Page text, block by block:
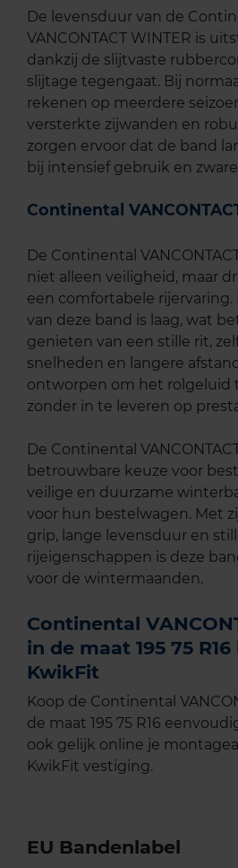
De levensduur van de
VANCONTACT WINTER is
dankzij de slijtvaste
slijtage tegengaat. Bij
rekenen op meerdere
versterkte zijwanden en
zorgen ervoor dat de band
bij intensief gebruik en
Continental
De Continental
niet alleen veiligheid, maar
een comfortabele
van deze band is laag, wat
genieten van een stille rit,
snelheden en langere
ontworpen om het rolgeluid
zonder in te leveren op
De Continental
betrouwbare keuze voor
veilige en duurzame
voor hun bestelwagen. Met
grip, lange levensduur en
rijeigenschappen is deze
voor de wintermaanden.
Continental
in de maat 195 75
KwikFit
Koop de Continental
de maat 195 75 R16
ook gelijk online je
KwikFit vestiging.
EU Bandenlabel